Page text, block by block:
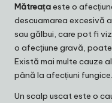
Mătreațaeste o
descuamarea excesivă
sau gălbui, care pot fi
o afecțiune gravă,
Există mai multe cauze
până la afecțiuni fungice.
Un scalp uscat este o